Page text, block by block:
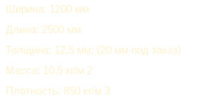
Ширина: 1200 мм
Длина: 2500 мм
Толщина: 12,5 мм; (20 мм под заказ)
Масса: 10,5 кг/м 2
Плотность: 850 кг/м 3